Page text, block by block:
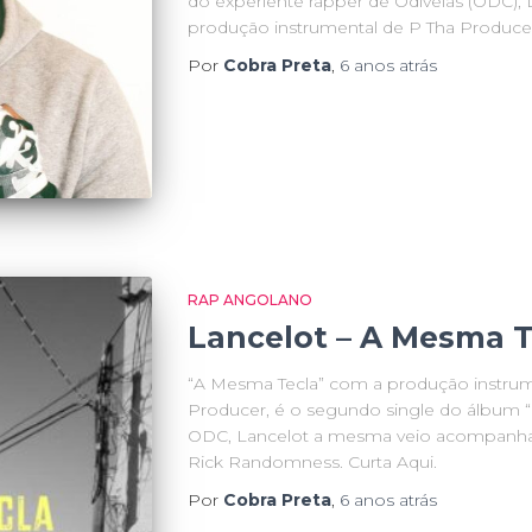
produção instrumental de P Tha
Por Cobra Preta, 6 anosatrás
RAP ANGOLANO
Lancelot – A Mesma
“A Mesma Tecla” com a produção
Producer, é o segundo single do álbum
ODC, Lancelot a mesma veio
Rick Randomness. Curta Aqui.
Por Cobra Preta, 6 anosatrás